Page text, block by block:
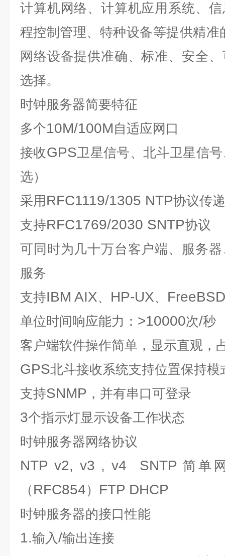
计算机网络、计算机应用系统、
程控制管理、特种设备等提供精准
网络设备提供准确、标准、安全
选择。
时钟服务器简要特征
多个10M/100M自适应网口
接收GPS卫星信号、北斗卫星信
选）
采用 RFC1119/1305 NTP协议传
支持RFC1769/2030 SNTP协议
可同时为几十万台客户端、服务
服务
支持IBM AIX、 HP-UX、 FreeBSD
单位时间响应能力： >10000次/秒
客户端软件操作简单，显示直观，
GPS北斗接收系统支持位置保持
支持SNMP ，并有串口可登录
3个指示灯显示设备工作状态
时钟服务器网络协议
NTP v2, v3 , v4 SNTP 简单
（ RFC854） FTP DHCP
时钟服务器的接口性能
1.输入/输出连接